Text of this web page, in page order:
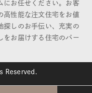
にお任せください。お客
高性能な注文住宅をお値
探しのお手伝い、充実の
をお届けする住宅のパー
Reserved.